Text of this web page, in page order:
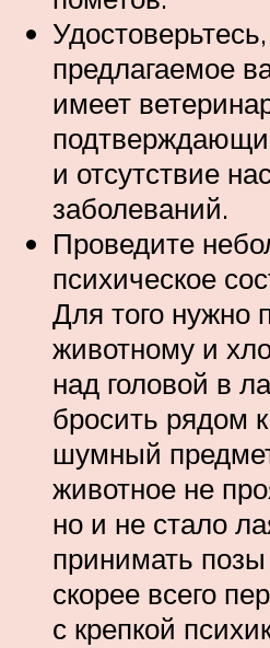
предлагаемое
имеет
и отсутствие
заболеваний.
Проведите
психическое
Для того нужно
животному и
над головой в
бросить рядом
шумный
животное не
но и не стало
принимать
скорее всего
с крепкой